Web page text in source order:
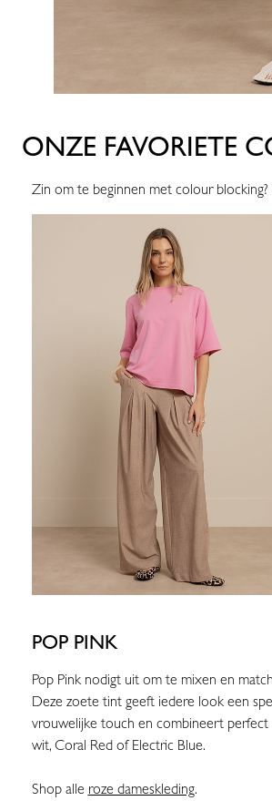
ONZE FAVORIETE
Zin om te beginnen met colour
POP PINK
Pop Pink nodigt uit om te mixen en
Deze zoete tint geeft iedere look een
vrouwelijke touch en combineert perfect
wit, Coral Red of Electric Blue.
Shop alle roze dameskleding.